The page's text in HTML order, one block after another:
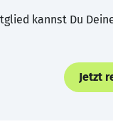
kannst Du
Jetzt